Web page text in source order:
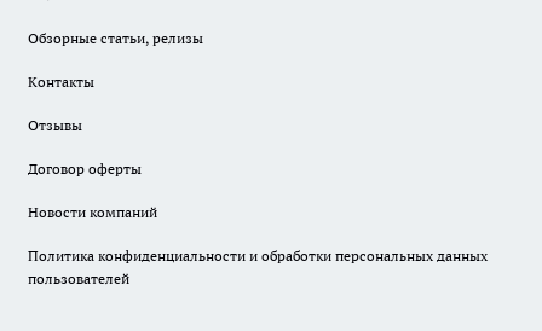
Обзорные статьи, релизы
Контакты
Отзывы
Договор оферты
Новости компаний
Политика конфиденциальности и обработки персональных данных
пользователей